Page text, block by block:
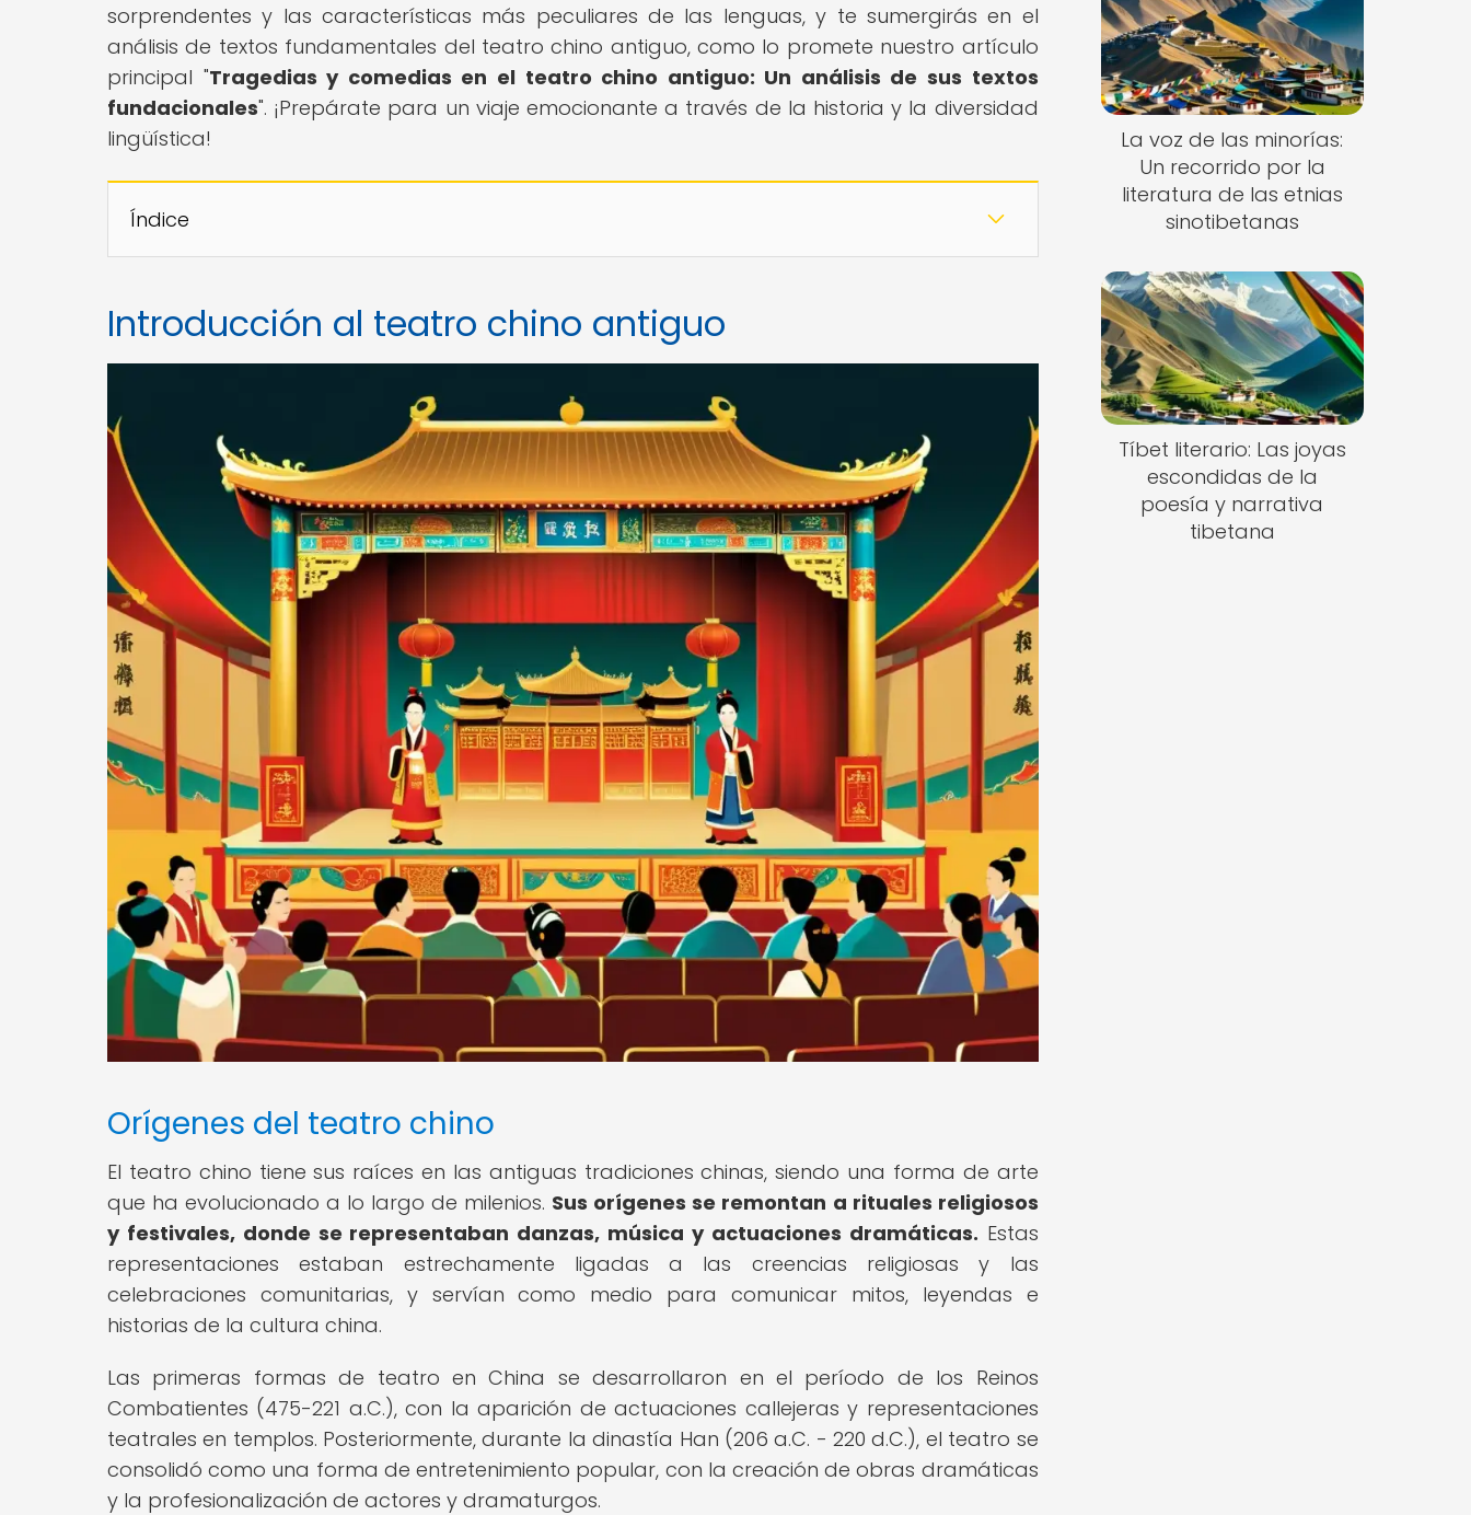
sorprendentes y las características más peculiares de las lenguas, y te sumergirás en el
análisis de textos fundamentales del teatro chino antiguo, como lo promete nuestro artículo
principal "Tragedias y comedias en el teatro chino antiguo: Un análisis de sus textos
fundacionales". ¡Prepárate para un viaje emocionante a través de la historia y la diversidad
lingüística!
Índice
Introducción al teatro chino antiguo
Orígenes del teatro chino
El teatro chino tiene sus raíces en las antiguas tradiciones chinas, siendo una forma de arte
que ha evolucionado a lo largo de milenios. Sus orígenes se remontan a rituales religiosos
y festivales, donde se representaban danzas, música y actuaciones dramáticas. Estas
representaciones estaban estrechamente ligadas a las creencias religiosas y las
celebraciones comunitarias, y servían como medio para comunicar mitos, leyendas e
historias de la cultura china.
Las primeras formas de teatro en China se desarrollaron en el período de los Reinos
Combatientes (475-221 a.C.), con la aparición de actuaciones callejeras y representaciones
teatrales en templos. Posteriormente, durante la dinastía Han (206 a.C. - 220 d.C.), el teatro se
consolidó como una forma de entretenimiento popular, con la creación de obras dramáticas
y la profesionalización de actores y dramaturgos.
La voz de las minorías:
Un recorrido por la
literatura de las etnias
sinotibetanas
Tíbet literario: Las joyas
escondidas de la
poesía y narrativa
tibetana